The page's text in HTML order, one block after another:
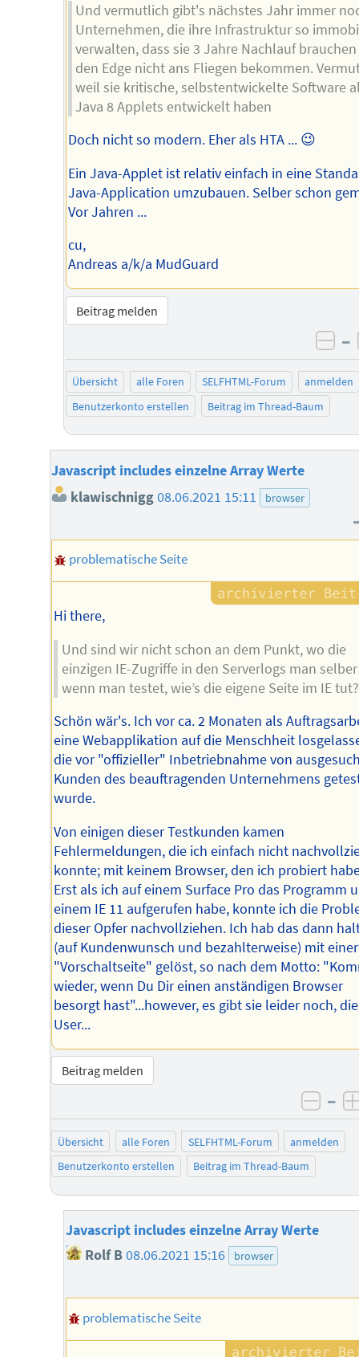
Und vermutlich gibt's nächstes Jahr immer
Unternehmen, die ihre Infrastruktur so
verwalten, dass sie 3 Jahre Nachlauf
den Edge nicht ans Fliegen bekommen.
weil sie kritische, selbstentwickelte Software
Java 8 Applets entwickelt haben
Doch nicht so modern. Eher als HTA ... 😉
Ein Java-Applet ist relativ einfach in eine
Java-Application umzubauen. Selber schon
Vor Jahren ...
cu,
Andreas a/k/a MudGuard
Beitrag melden
–
Übersicht alle Foren SELFHTML-Forum
anmelden
Benutzerkonto erstellen
Beitrag im Thread-Baum
Javascript includes einzelne Array Werte
klawischnigg08.06.2021 15:11 browser
problematische Seite
Hi there,
Und sind wir nicht schon an dem Punkt, wo die
einzigen IE-Zugriffe in den Serverlogs man
wenn man testet, wie’s die eigene Seite im IE tut?
Schön wär's. Ich vor ca. 2 Monaten als
eine Webapplikation auf die Menschheit
die vor "offizieller" Inbetriebnahme von
Kunden des beauftragenden Unternehmens
wurde.
Von einigen dieser Testkunden kamen
Fehlermeldungen, die ich einfach nicht
konnte; mit keinem Browser, den ich probiert
Erst als ich auf einem Surface Pro das Programm
einem IE 11 aufgerufen habe, konnte ich die
dieser Opfer nachvollziehen. Ich hab das dann
(auf Kundenwunsch und bezahlterweise) mit einer
"Vorschaltseite" gelöst, so nach dem Motto:
wieder, wenn Du Dir einen anständigen Browser
besorgt hast"...however, es gibt sie leider noch,
User...
Beitrag melden
–
Übersicht alle Foren SELFHTML-Forum
anmelden
Benutzerkonto erstellen
Beitrag im Thread-Baum
Javascript includes einzelne Array Werte
Rolf B08.06.2021 15:16 browser
problematische Seite